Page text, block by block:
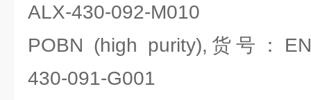
ALX-430-092-M010
POBN (high purity),货号：
430-091-G001